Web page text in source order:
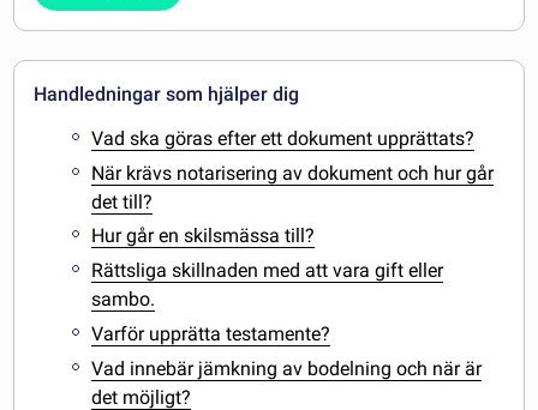
Handledningar som hjälper dig
Vad ska göras efter ett dokument upprättats?
När krävs notarisering av dokument och hur går
det till?
Hur går en skilsmässa till?
Rättsliga skillnaden med att vara gift eller
sambo.
Varför upprätta testamente?
Vad innebär jämkning av bodelning och när är
det möjligt?